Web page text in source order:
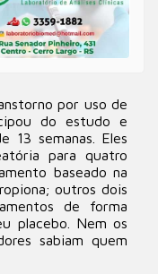
por uso de
do estudo e
13 semanas. Eles
para quatro
baseado na
outros dois
de forma
placebo. Nem os
sabiam quem